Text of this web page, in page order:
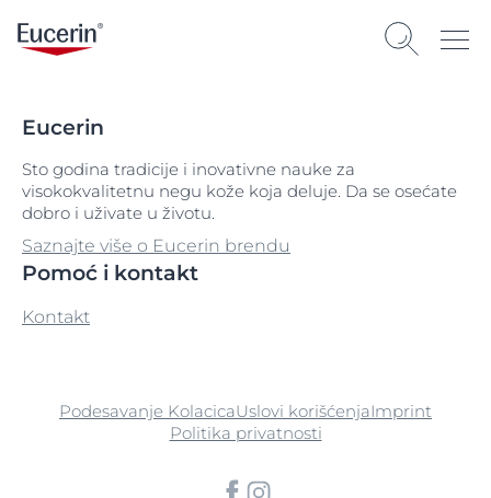
Eucerin
Sto godina tradicije i inovativne nauke za
visokokvalitetnu negu kože koja deluje. Da se osećate
dobro i uživate u životu.
Saznajte više o Eucerin brendu
Pomoć i kontakt
Kontakt
Podesavanje KolacicaUslovi korišćenjaImprint
Politika privatnosti